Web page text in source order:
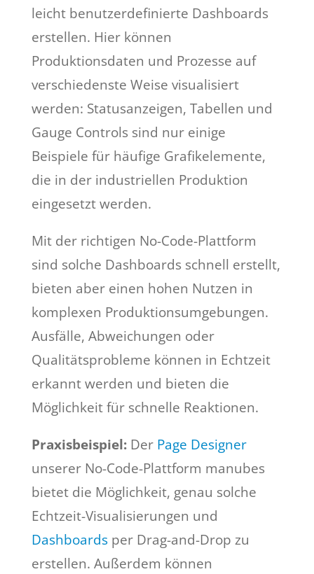
leicht benutzerdefinierte Dashboards
erstellen. Hier können
Produktionsdaten und Prozesse auf
verschiedenste Weise visualisiert
werden: Statusanzeigen, Tabellen und
Gauge Controls sind nur einige
Beispiele für häufige Grafikelemente,
die in der industriellen Produktion
eingesetzt werden.
Mit der richtigen No-Code-Plattform
sind solche Dashboards schnell erstellt,
bieten aber einen hohen Nutzen in
komplexen Produktionsumgebungen.
Ausfälle, Abweichungen oder
Qualitätsprobleme können in Echtzeit
erkannt werden und bieten die
Möglichkeit für schnelle Reaktionen.
Praxisbeispiel:Der Page Designer
unserer No-Code-Plattform manubes
bietet die Möglichkeit, genau solche
Echtzeit-Visualisierungen und
Dashboardsper Drag-and-Drop zu
erstellen. Außerdem können